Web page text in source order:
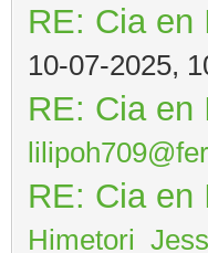
RE: Cia en
10-07-2025,
RE: Cia en
RE: Cia en
Himetori_Jess